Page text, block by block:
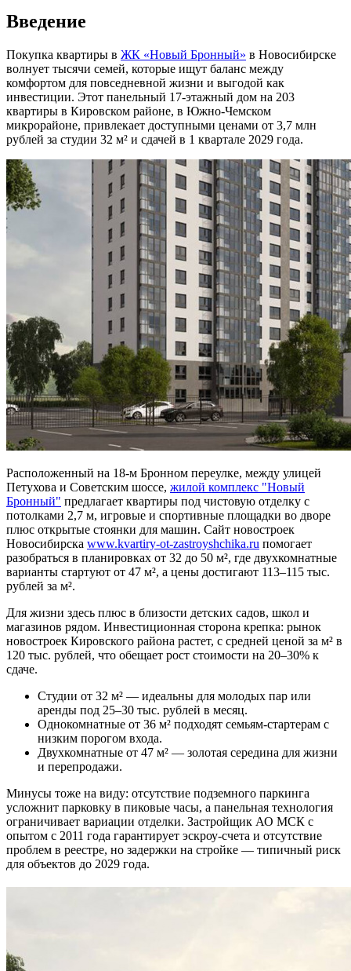
Введение
Покупка квартиры в ЖК «Новый Бронный» в Новосибирске
волнует тысячи семей, которые ищут баланс между
комфортом для повседневной жизни и выгодой как
инвестиции. Этот панельный 17-этажный дом на 203
квартиры в Кировском районе, в Южно-Чемском
микрорайоне, привлекает доступными ценами от 3,7 млн
рублей за студии 32 м² и сдачей в 1 квартале 2029 года.
Расположенный на 18-м Бронном переулке, между улицей
Петухова и Советским шоссе, жилой комплекс "Новый
Бронный" предлагает квартиры под чистовую отделку с
потолками 2,7 м, игровые и спортивные площадки во дворе
плюс открытые стоянки для машин. Сайт новостроек
Новосибирска www.kvartiry-ot-zastroyshchika.ru помогает
разобраться в планировках от 32 до 50 м², где двухкомнатные
варианты стартуют от 47 м², а цены достигают 113–115 тыс.
рублей за м².
Для жизни здесь плюс в близости детских садов, школ и
магазинов рядом. Инвестиционная сторона крепка: рынок
новостроек Кировского района растет, с средней ценой за м² в
120 тыс. рублей, что обещает рост стоимости на 20–30% к
сдаче.
Студии от 32 м² — идеальны для молодых пар или
аренды под 25–30 тыс. рублей в месяц.
Однокомнатные от 36 м² подходят семьям-стартерам с
низким порогом входа.
Двухкомнатные от 47 м² — золотая середина для жизни
и перепродажи.
Минусы тоже на виду: отсутствие подземного паркинга
усложнит парковку в пиковые часы, а панельная технология
ограничивает вариации отделки. Застройщик АО МСК с
опытом с 2011 года гарантирует эскроу-счета и отсутствие
проблем в реестре, но задержки на стройке — типичный риск
для объектов до 2029 года.